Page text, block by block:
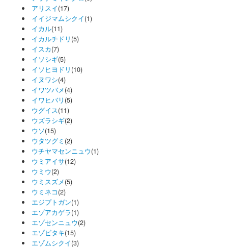
アリスイ(17)
イイジマムシクイ(1)
イカル(11)
イカルチドリ (5)
イスカ(7)
イソシギ(5)
イソヒヨドリ (10)
イヌワシ(4)
イワツバメ(4)
イワヒバリ (5)
ウグイス(11)
ウズラシギ(2)
ウソ(15)
ウタツグミ (2)
ウチヤマセンニュウ(1)
ウミアイサ(12)
ウミウ(2)
ウミスズメ(5)
ウミネコ(2)
エジプトガン(1)
エゾアカゲラ(1)
エゾセンニュウ(2)
エゾビタキ(15)
エゾムシクイ(3)